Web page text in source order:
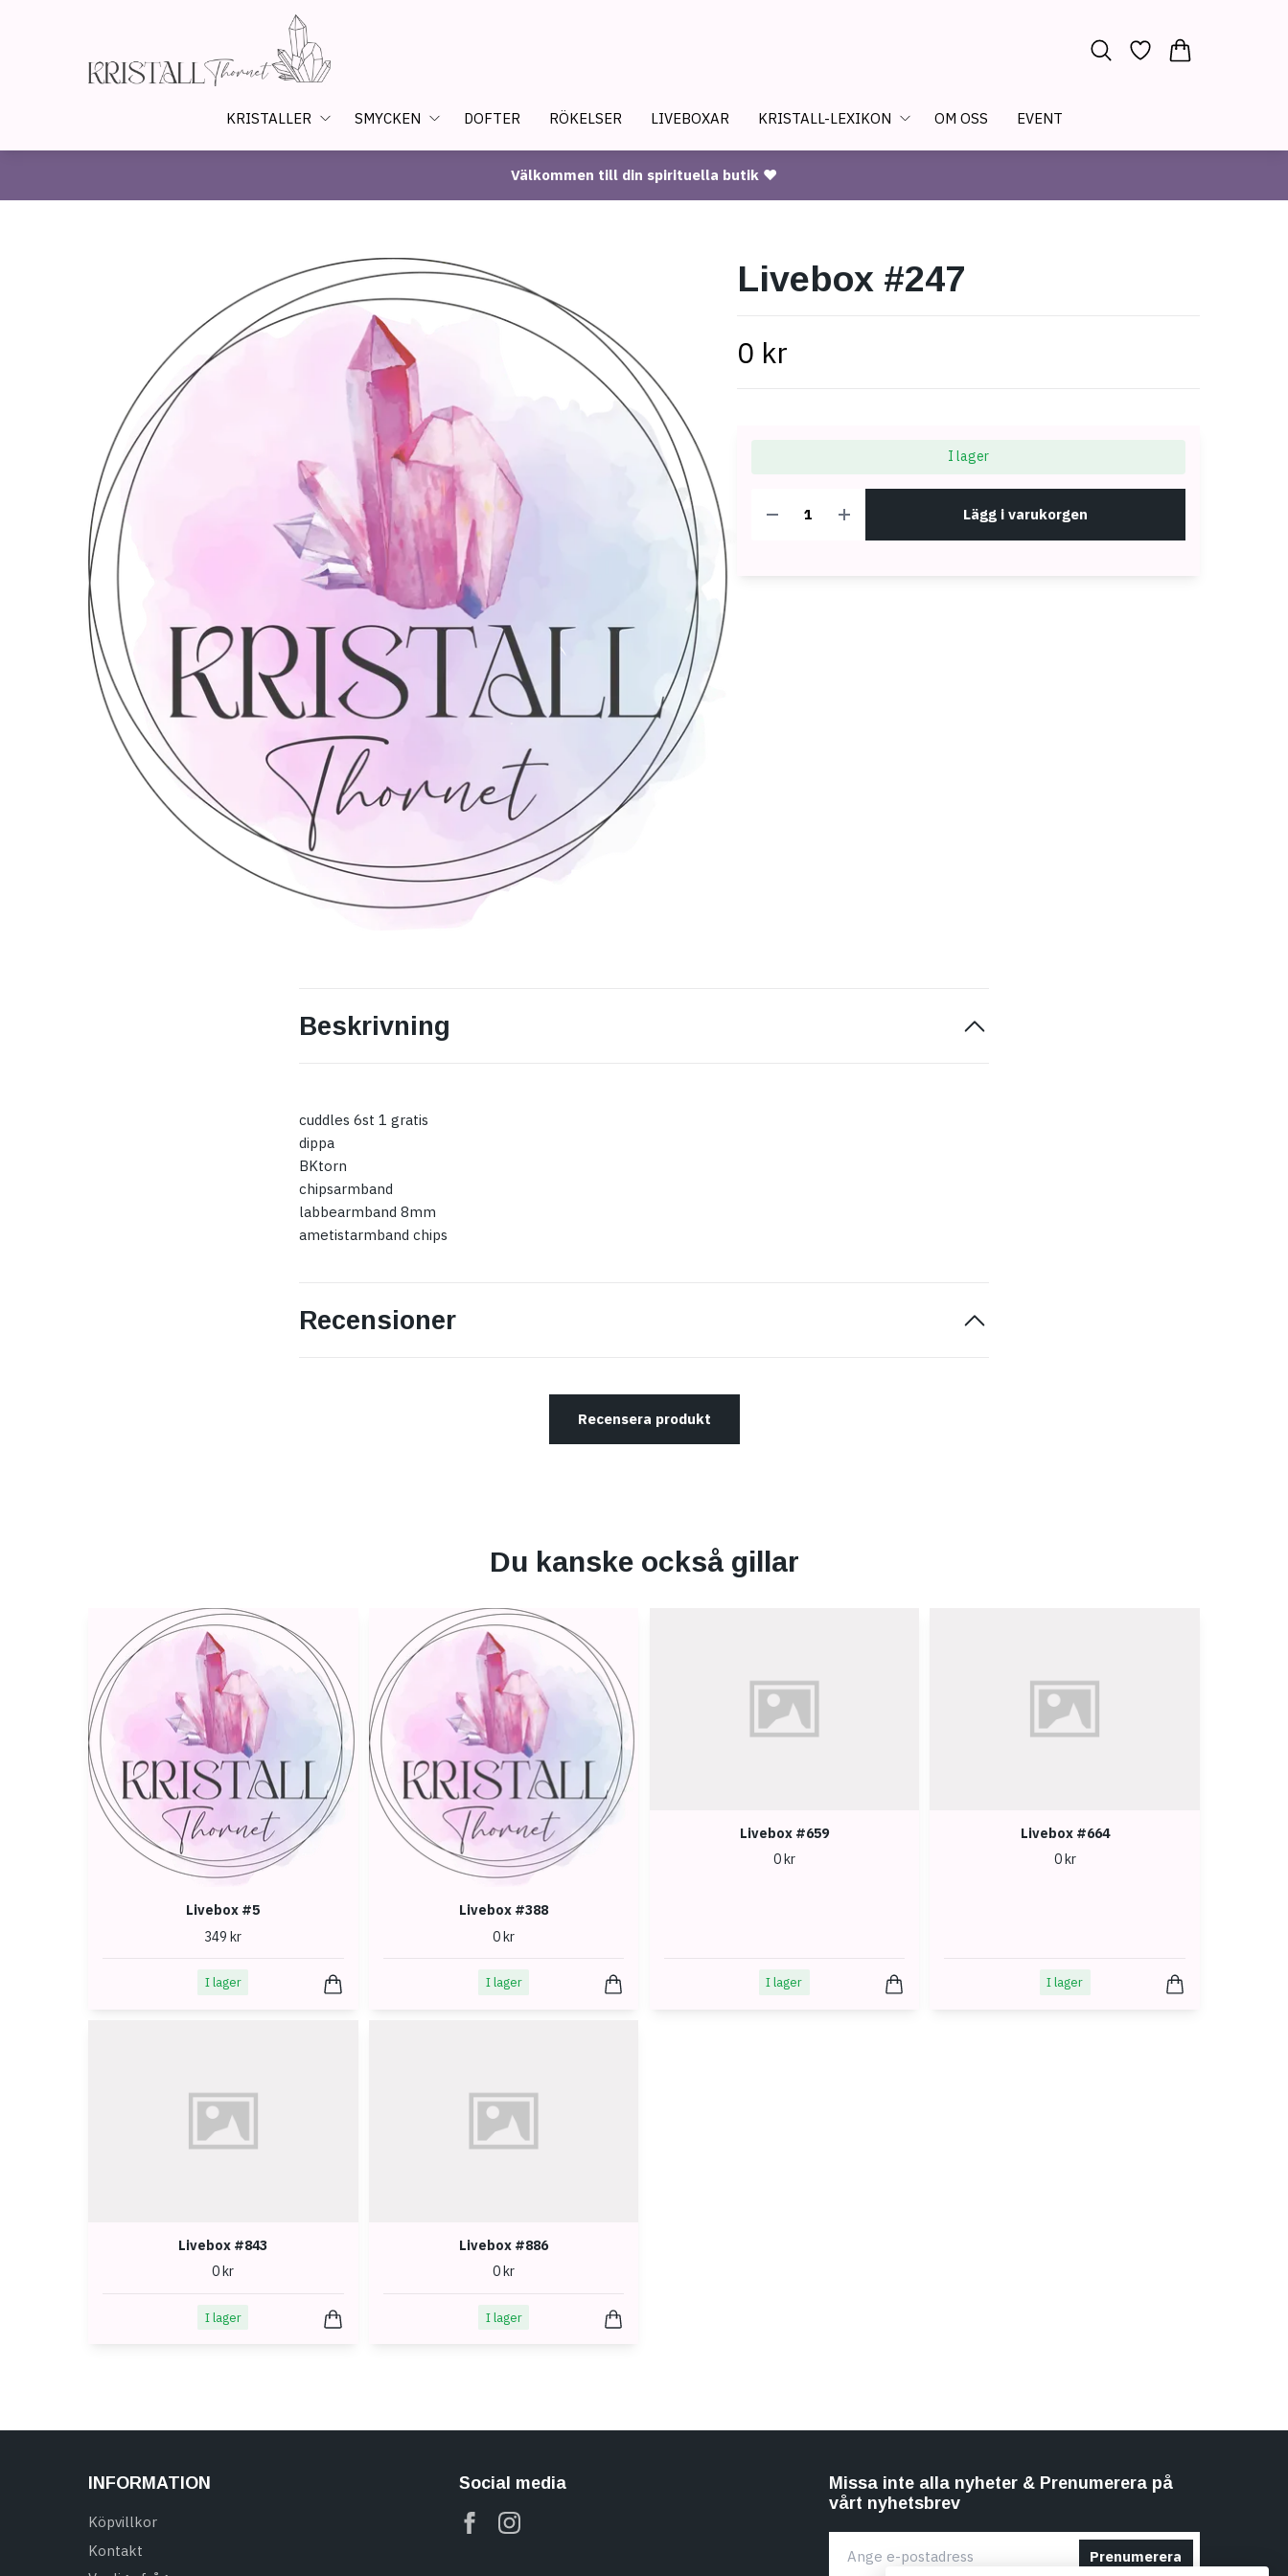
KRISTALLER SMYCKEN DOFTER RÖKELSER LIVEBOXAR KRISTALL-LEXIKON OM OSS EVENT
Välkommen till din spirituella butik ♥
Livebox #247
0 kr
I lager
Lägg i varukorgen
Beskrivning
cuddles 6st 1 gratis
dippa
BKtorn
chipsarmband
labbearmband 8mm
ametistarmband chips
Recensioner
Recensera produkt
Du kanske också gillar
Livebox #5
349 kr
I lager
Livebox #388
0 kr
I lager
Livebox #659
0 kr
I lager
Livebox #664
0 kr
I lager
Livebox #843
0 kr
I lager
Livebox #886
0 kr
I lager
INFORMATION
Köpvillkor
Kontakt
Social media
Missa inte alla nyheter & Prenumerera på
vårt nyhetsbrev
Prenumerera